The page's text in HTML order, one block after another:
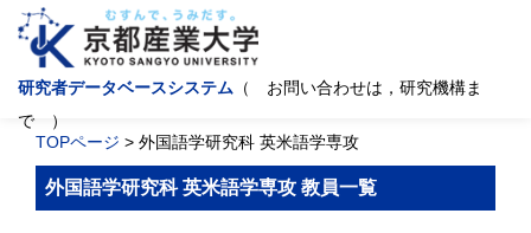
研究者データベースシステム （ お問い合わせは，研究機構ま
で ）
TOPページ > 外国語学研究科 英米語学専攻
外国語学研究科 英米語学専攻 教員一覧